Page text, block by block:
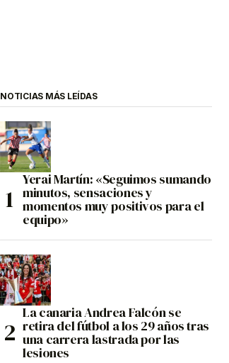
NOTICIAS MÁS LEÍDAS
Yerai Martín: «Seguimos sumando
minutos, sensaciones y
momentos muy positivos para el
equipo»
La canaria Andrea Falcón se
retira del fútbol a los 29 años tras
una carrera lastrada por las
lesiones